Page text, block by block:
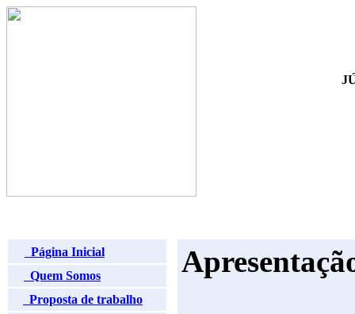
Página Inicial
Quem Somos
Proposta de trabalho